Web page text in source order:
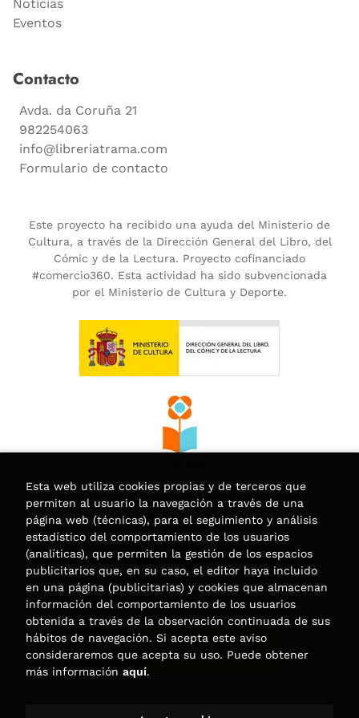
Noticias
Eventos
Contacto
Avda. da Coruña 21
982254063
info@libreriatrama.com
Formulario de contacto
Este proyecto ha recibido una ayuda del Ministerio de
Cultura, a través de la Dirección General del Libro, del
Cómic y de la Lectura. Proyecto cofinanciado
#comercio360. Esta actividad ha sido subvencionada
por el Ministerio de Cultura y Deporte.
Esta web utiliza cookies propias y de terceros que
permiten al usuario la navegación a través de una
página web (técnicas), para el seguimiento y análisis
estadístico del comportamiento de los usuarios
(analíticas), que permiten la gestión de los espacios
publicitarios que, en su caso, el editor haya incluido
en una página (publicitarias) y cookies que almacenan
información del comportamiento de los usuarios
obtenida a través de la observación continuada de sus
hábitos de navegación. Si acepta este aviso
consideraremos que acepta su uso. Puede obtener
más información aquí.